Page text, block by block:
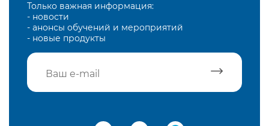
Только важная информация:
- новости
- анонсы обучений и мероприятий
- новые продукты